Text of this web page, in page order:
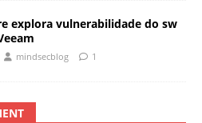
explora vulnerabilidade do sw
mindsecblog 1